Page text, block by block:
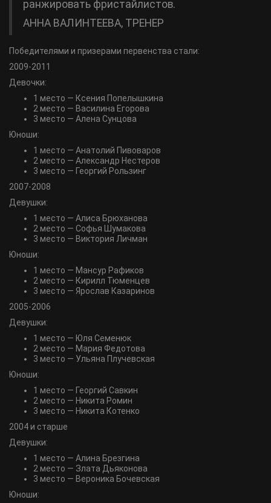
ранжировать фристайлистов.
АННА ВАЛИНТЕЕВА, ТРЕНЕР
Победителями и призерами первенства стали:
2009-2011
Девочки:
1 место — Ксения Попелышкина
2 место — Василина Егорова
3 место — Алена Сунцова
Юноши:
1 место — Анатолий Пивоваров
2 место — Александр Нестеров
3 место — Георгий Рользинг
2007-2008
Девушки:
1 место — Алиса Брюханова
2 место — Софья Шумакова
3 место — Виктория Личман
Юноши:
1 место — Мансур Рафиков
2 место — Кирилл Тюменцев
3 место — Ярослав Казаринов
2005-2006
Девушки:
1 место — Юля Семенюк
2 место — Мария Федотова
3 место — Ульяна Плучевская
Юноши:
1 место — Георгий Савкин
2 место — Никита Ромин
3 место — Никита Котенко
2004 и старше
Девушки:
1 место — Алина Брезгина
2 место — Злата Дьяконова
3 место — Вероника Бочевская
Юноши: